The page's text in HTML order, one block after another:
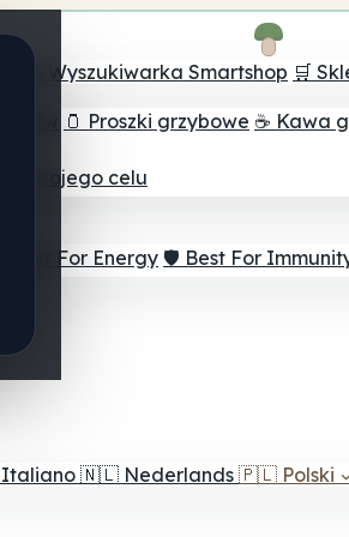
🔮 Wyszukiwarka Smartshop 🛒
🫙 Proszki grzybowe ☕ Kawa
twojego celu
⚡ Best For Energy 🛡️ Best For
Italiano 🇳🇱 Nederlands 🇵🇱 Polski